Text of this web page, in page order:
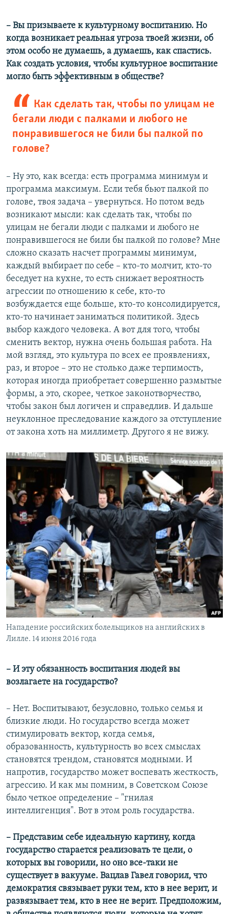
–​ Вы призываете к культурному воспитанию. Но
когда возникает реальная угроза твоей жизни, об
этом особо не думаешь, а думаешь, как спастись.
Как создать условия, чтобы культурное воспитание
могло быть эффективным в обществе?
Как сделать так, чтобы по улицам не
бегали люди с палками и любого не
понравившегося не били бы палкой по
голове?
– Ну это, как всегда: есть программа минимум и
программа максимум. Если тебя бьют палкой по
голове, твоя задача – увернуться. Но потом ведь
возникают мысли: как сделать так, чтобы по
улицам не бегали люди с палками и любого не
понравившегося не били бы палкой по голове? Мне
сложно сказать насчет программы минимум,
каждый выбирает по себе – кто-то молчит, кто-то
беседует на кухне, то есть снижает вероятность
агрессии по отношению к себе, кто-то
возбуждается еще больше, кто-то консолидируется,
кто-то начинает заниматься политикой. Здесь
выбор каждого человека. А вот для того, чтобы
сменить вектор, нужна очень большая работа. На
мой взгляд, это культура по всех ее проявлениях,
раз, и второе – это не столько даже терпимость,
которая иногда приобретает совершенно размытые
формы, а это, скорее, четкое законотворчество,
чтобы закон был логичен и справедлив. И дальше
неуклонное преследование каждого за отступление
от закона хоть на миллиметр. Другого я не вижу.
Нападение российских болельщиков на английских в
Лилле. 14 июня 2016 года
–​ И эту обязанность воспитания людей вы
возлагаете на государство?
– Нет. Воспитывают, безусловно, только семья и
близкие люди. Но государство всегда может
стимулировать вектор, когда семья,
образованность, культурность во всех смыслах
становятся трендом, становятся модными. И
напротив, государство может воспевать жесткость,
агрессию. И как мы помним, в Советском Союзе
было четкое определение – "гнилая
интеллигенция". Вот в этом роль государства.
–​ Представим себе идеальную картину, когда
государство старается реализовать те цели, о
которых вы говорили, но оно все-таки не
существует в вакууме. Вацлав Гавел говорил, что
демократия связывает руки тем, кто в нее верит, и
развязывает тем, кто в нее не верит. Предположим,